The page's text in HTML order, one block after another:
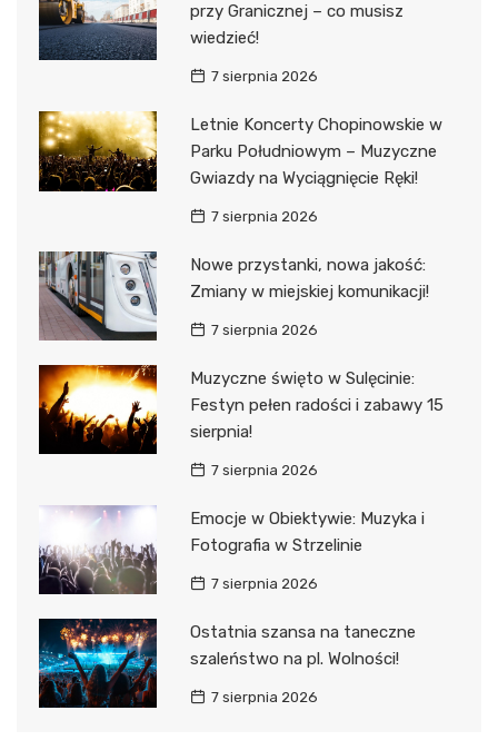
przy Granicznej – co musisz
wiedzieć!
7 sierpnia 2026
Letnie Koncerty Chopinowskie w
Parku Południowym – Muzyczne
Gwiazdy na Wyciągnięcie Ręki!
7 sierpnia 2026
Nowe przystanki, nowa jakość:
Zmiany w miejskiej komunikacji!
7 sierpnia 2026
Muzyczne święto w Sulęcinie:
Festyn pełen radości i zabawy 15
sierpnia!
7 sierpnia 2026
Emocje w Obiektywie: Muzyka i
Fotografia w Strzelinie
7 sierpnia 2026
Ostatnia szansa na taneczne
szaleństwo na pl. Wolności!
7 sierpnia 2026